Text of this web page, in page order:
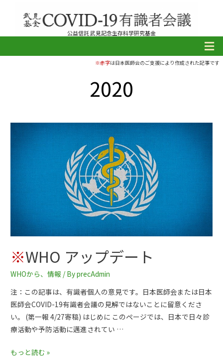
公益信託 武見記念生存科学研究基金
※赤字は日本医師会のご支援により作成された記事です
2020
※WHO アップデート
WHOから、情報 / ByprecAdmin
注：この記事は、有識者個人の意見です。日本医師会または日本
医師会COVID-19有識者会議の見解ではないことに留意くださ
い。 (第一報 4/27寄稿) はじめに このページでは、日本で日々診
療活動や予防活動に邁進されてい …
もっと読む »